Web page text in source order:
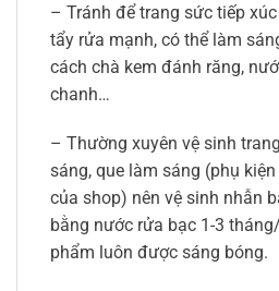
– Tránh để trang sức tiếp
tẩy rửa mạnh, có thể làm
cách chà kem đánh răng,
chanh…
– Thường xuyên vệ sinh
sáng, que làm sáng (phụ
của shop) nên vệ sinh nhẫn
bằng nước rửa bạc 1-3
phẩm luôn được sáng bóng.